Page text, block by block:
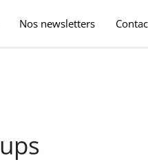
Nos newsletters